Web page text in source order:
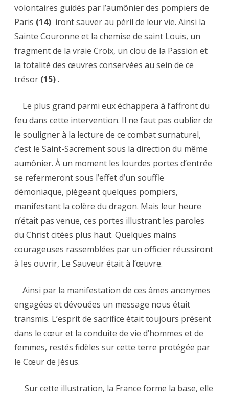
volontaires guidés par l’aumônier des pompiers de
Paris (14) iront sauver au péril de leur vie. Ainsi la
Sainte Couronne et la chemise de saint Louis, un
fragment de la vraie Croix, un clou de la Passion et
la totalité des œuvres conservées au sein de ce
trésor (15).
Le plus grand parmi eux échappera à l’affront du
feu dans cette intervention. Il ne faut pas oublier de
le souligner à la lecture de ce combat surnaturel,
c’est le Saint-Sacrement sous la direction du même
aumônier. À un moment les lourdes portes d’entrée
se refermeront sous l’effet d’un souffle
démoniaque, piégeant quelques pompiers,
manifestant la colère du dragon. Mais leur heure
n’était pas venue, ces portes illustrant les paroles
du Christ citées plus haut. Quelques mains
courageuses rassemblées par un officier réussiront
à les ouvrir, Le Sauveur était à l’œuvre.
Ainsi par la manifestation de ces âmes anonymes
engagées et dévouées un message nous était
transmis. L’esprit de sacrifice était toujours présent
dans le cœur et la conduite de vie d’hommes et de
femmes, restés fidèles sur cette terre protégée par
le Cœur de Jésus.
Sur cette illustration, la France forme la base, elle